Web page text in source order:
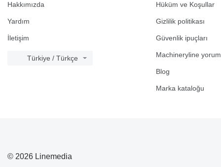
GP
Hakkımızda
Yardım
İletişim
Türkiye / Türkçe
Hüküm ve Koşullar
Gizlilik politikası
Güvenlik ipuçları
Machineryline
Blog
Marka kataloğu
© 2026 Linemedia